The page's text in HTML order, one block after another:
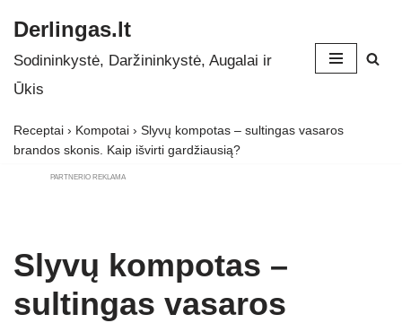
Skip
to
Derlingas.lt
Sodininkystė, Daržininkystė, Augalai ir
Ūkis
Receptai › Kompotai › Slyvų kompotas – sultingas vasaros
brandos skonis. Kaip išvirti gardžiausią?
PARTNERIO REKLAMA
Slyvų kompotas –
sultingas vasaros